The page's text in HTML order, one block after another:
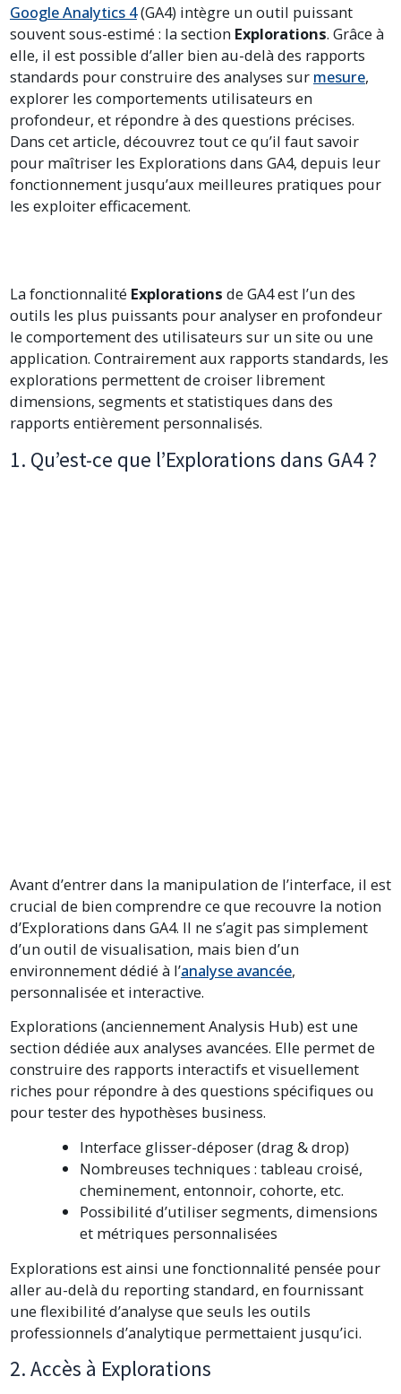
Google Analytics 4(GA4) intègre un outil puissant
souvent sous-estimé : la section Explorations. Grâce à
elle, il est possible d’aller bien au-delà des rapports
standards pour construire des analyses sur mesure,
explorer les comportements utilisateurs en
profondeur, et répondre à des questions précises.
Dans cet article, découvrez tout ce qu’il faut savoir
pour maîtriser les Explorations dans GA4, depuis leur
fonctionnement jusqu’aux meilleures pratiques pour
les exploiter efficacement.
La fonctionnalité Explorations de GA4 est l’un des
outils les plus puissants pour analyser en profondeur
le comportement des utilisateurs sur un site ou une
application. Contrairement aux rapports standards, les
explorations permettent de croiser librement
dimensions, segments et statistiques dans des
rapports entièrement personnalisés.
1. Qu’est-ce que l’Explorations dans GA4 ?
Avant d’entrer dans la manipulation de l’interface, il est
crucial de bien comprendre ce que recouvre la notion
d’Explorations dans GA4. Il ne s’agit pas simplement
d’un outil de visualisation, mais bien d’un
environnement dédié à l’analyse avancée,
personnalisée et interactive.
Explorations (anciennement Analysis Hub) est une
section dédiée aux analyses avancées. Elle permet de
construire des rapports interactifs et visuellement
riches pour répondre à des questions spécifiques ou
pour tester des hypothèses business.
Interface glisser-déposer (drag & drop)
Nombreuses techniques : tableau croisé,
cheminement, entonnoir, cohorte, etc.
Possibilité d’utiliser segments, dimensions
et métriques personnalisées
Explorations est ainsi une fonctionnalité pensée pour
aller au-delà du reporting standard, en fournissant
une flexibilité d’analyse que seuls les outils
professionnels d’analytique permettaient jusqu’ici.
2. Accès à Explorations